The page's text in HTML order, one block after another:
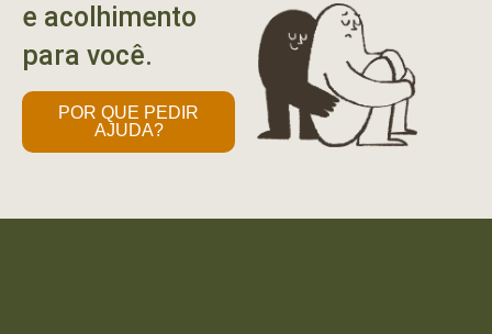
e acolhimento
para você.
POR QUE PEDIR
AJUDA?